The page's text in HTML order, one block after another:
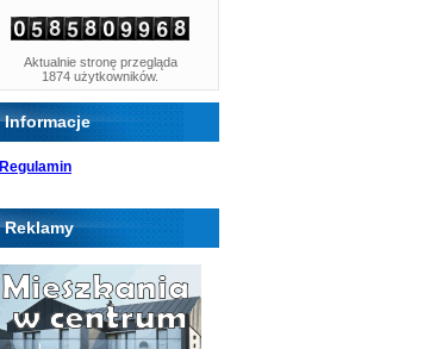
Aktualnie stronę przegląda
1874 użytkowników.
Informacje
Regulamin
Reklamy